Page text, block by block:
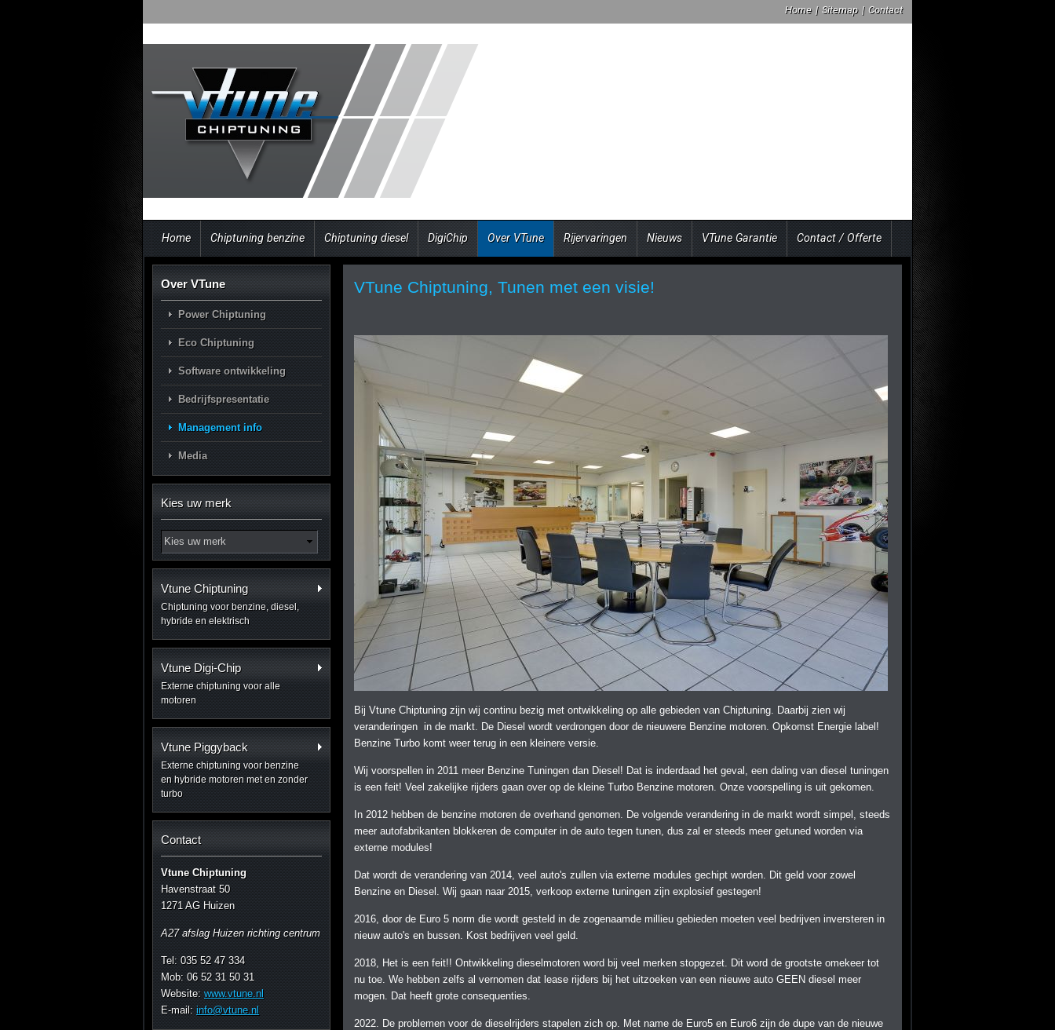
Home | Sitemap | Contact
Home Chiptuning benzine Chiptuning diesel DigiChip Over VTune Rijervaringen Nieuws VTune Garantie Contact / Offerte
Over VTune
Power Chiptuning
Eco Chiptuning
Software ontwikkeling
Bedrijfspresentatie
Management info
Media
Kies uw merk
Vtune Chiptuning
Chiptuning voor benzine, diesel,
hybride en elektrisch
Vtune Digi-Chip
Externe chiptuning voor alle
motoren
Vtune Piggyback
Externe chiptuning voor benzine
en hybride motoren met en zonder
turbo
Contact
Vtune Chiptuning
Havenstraat 50
1271 AG Huizen
A27 afslag Huizen richting centrum
Tel: 035 52 47 334
Mob: 06 52 31 50 31
Website: www.vtune.nl
E-mail: info@vtune.nl
VTune Chiptuning, Tunen met een visie!
Bij Vtune Chiptuning zijn wij continu bezig met ontwikkeling op alle gebieden van Chiptuning. Daarbij zien wij
veranderingen in de markt. De Diesel wordt verdrongen door de nieuwere Benzine motoren. Opkomst Energie label!
Benzine Turbo komt weer terug in een kleinere versie.
Wij voorspellen in 2011 meer Benzine Tuningen dan Diesel! Dat is inderdaad het geval, een daling van diesel tuningen
is een feit! Veel zakelijke rijders gaan over op de kleine Turbo Benzine motoren. Onze voorspelling is uit gekomen.
In 2012 hebben de benzine motoren de overhand genomen. De volgende verandering in de markt wordt simpel, steeds
meer autofabrikanten blokkeren de computer in de auto tegen tunen, dus zal er steeds meer getuned worden via
externe modules!
Dat wordt de verandering van 2014, veel auto's zullen via externe modules gechipt worden. Dit geld voor zowel
Benzine en Diesel. Wij gaan naar 2015, verkoop externe tuningen zijn explosief gestegen!
2016, door de Euro 5 norm die wordt gesteld in de zogenaamde millieu gebieden moeten veel bedrijven inversteren in
nieuw auto's en bussen. Kost bedrijven veel geld.
2018, Het is een feit!! Ontwikkeling dieselmotoren word bij veel merken stopgezet. Dit word de grootste omekeer tot
nu toe. We hebben zelfs al vernomen dat lease rijders bij het uitzoeken van een nieuwe auto GEEN diesel meer
mogen. Dat heeft grote consequenties.
2022. De problemen voor de dieselrijders stapelen zich op. Met name de Euro5 en Euro6 zijn de dupe van de nieuwe